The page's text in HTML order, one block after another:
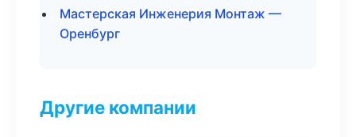
Мастерская Инженерия Монтаж —
Оренбург
Другие компании